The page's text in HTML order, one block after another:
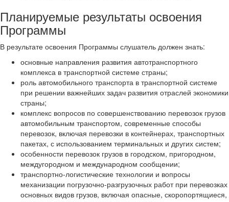
Планируемые результаты освоения
Программы
В результате освоения Программы слушатель должен знать:
основные направления развития автотранспортного
комплекса в транспортной системе страны;
роль автомобильного транспорта в транспортной системе
при решении важнейших задач развития отраслей экономики
страны;
комплекс вопросов по совершенствованию перевозок грузов
автомобильным транспортом, современные способы
перевозок, включая перевозки в контейнерах, транспортных
пакетах, с использованием терминальных и других систем;
особенности перевозок грузов в городском, пригородном,
междугородном и международном сообщении;
транспортно-логистические технологии и вопросы
механизации погрузочно-разгрузочных работ при перевозках
основных видов грузов, включая опасные, скоропортящиеся,